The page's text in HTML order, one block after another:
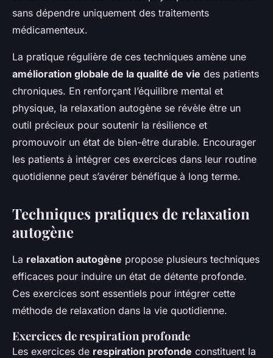
sans dépendre uniquement des traitements
médicamenteux.
La pratique régulière de ces techniques amène une
amélioration globale de la qualité de vie des patients
chroniques. En renforçant l’équilibre mental et
physique, la relaxation autogène se révèle être un
outil précieux pour soutenir la résilience et
promouvoir un état de bien-être durable. Encourager
les patients à intégrer ces exercices dans leur routine
quotidienne peut s’avérer bénéfique à long terme.
Techniques pratiques de relaxation
autogène
La relaxation autogène propose plusieurs techniques
efficaces pour induire un état de détente profonde.
Ces exercices sont essentiels pour intégrer cette
méthode de relaxation dans la vie quotidienne.
Exercices de respiration profonde
Les exercices de respiration profonde constituent la